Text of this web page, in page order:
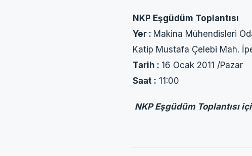
NKP Eşgüdüm Toplantısı
Yer : Makina Mühendisleri
Katip Mustafa Çelebi Mah.
Tarih : 16 Ocak 2011 /Pazar
Saat : 11:00
NKP Eşgüdüm Toplantısı